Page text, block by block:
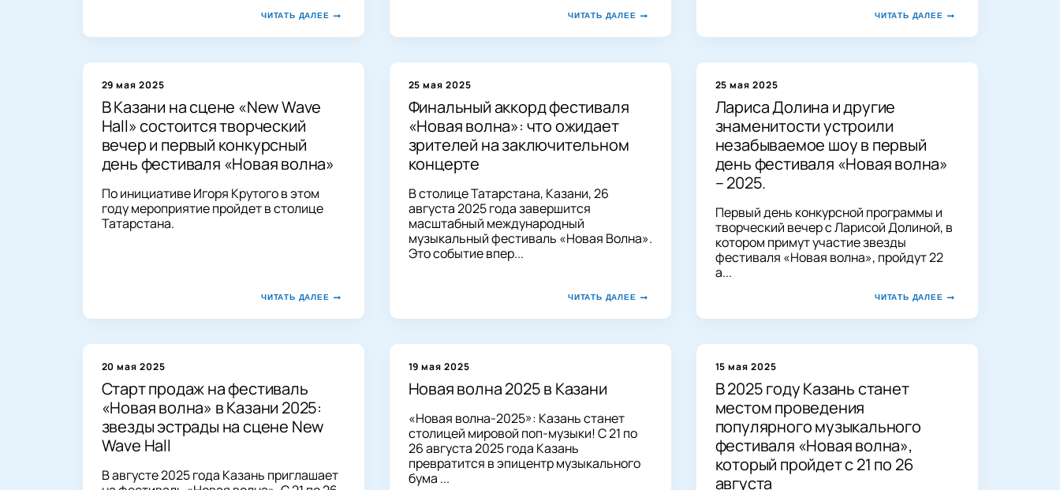
ЧИТАТЬ ДАЛЕЕ ЧИТАТЬ ДАЛЕЕ ЧИТАТЬ ДАЛЕЕ
29 мая 2025
В Казани на сцене «New Wave
Hall» состоится творческий
вечер и первый конкурсный
день фестиваля «Новая волна»
По инициативе Игоря Крутого в этом
году мероприятие пройдет в столице
Татарстана.
ЧИТАТЬ ДАЛЕЕ
25 мая 2025
Финальный аккорд фестиваля
«Новая волна»: что ожидает
зрителей на заключительном
концерте
В столице Татарстана, Казани, 26
августа 2025 года завершится
масштабный международный
музыкальный фестиваль «Новая Волна».
Это событие впер...
ЧИТАТЬ ДАЛЕЕ
25 мая 2025
Лариса Долина и другие
знаменитости устроили
незабываемое шоу в первый
день фестиваля «Новая волна»
– 2025.
Первый день конкурсной программы и
творческий вечер с Ларисой Долиной, в
котором примут участие звезды
фестиваля «Новая волна», пройдут 22
а...
ЧИТАТЬ ДАЛЕЕ
20 мая 2025
Старт продаж на фестиваль
«Новая волна» в Казани 2025:
звезды эстрады на сцене New
Wave Hall
В августе 2025 года Казань приглашает
19 мая 2025
Новая волна 2025 в Казани
«Новая волна-2025»: Казань станет
столицей мировой поп-музыки! С 21 по
26 августа 2025 года Казань
превратится в эпицентр музыкального
бума ...
15 мая 2025
В 2025 году Казань станет
местом проведения
популярного музыкального
фестиваля «Новая волна»,
который пройдет с 21 по 26
августа